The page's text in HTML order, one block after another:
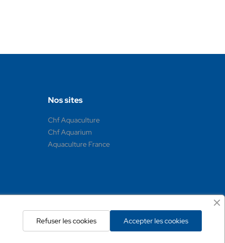
Nos sites
Chf Aquaculture
Chf Aquarium
Aquaculture France
Accepter les cookies
Refuser les cookies